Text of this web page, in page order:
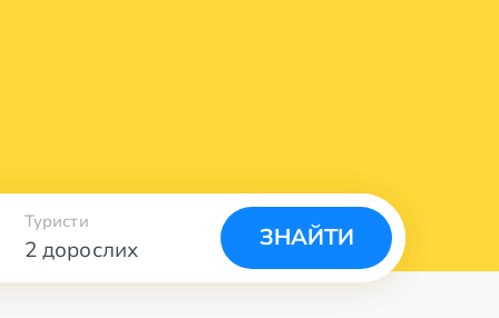
2 дорослих
Туристи
ЗНАЙТИ